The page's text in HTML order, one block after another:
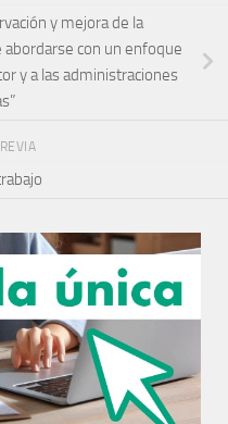
y mejora de la
con un enfoque
y a las administraciones